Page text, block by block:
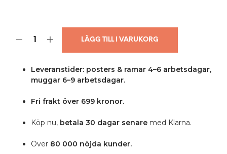
LÄGG TILL I VARUKORG
Leveranstider: posters & ramar 4–6 arbetsdagar,
muggar 6–9 arbetsdagar.
Fri frakt över 699 kronor.
Köp nu,betala 30 dagar senaremed Klarna.
Över 80 000 nöjda kunder.